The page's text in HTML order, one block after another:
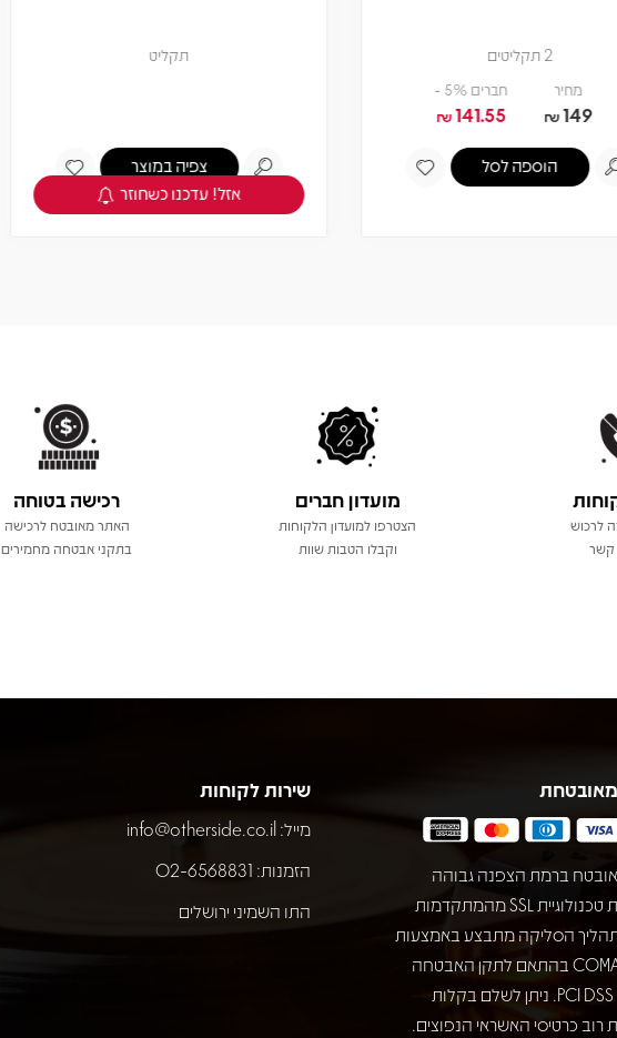
2 תקליטים
מחיר
149
₪
חברים 5% -
141.55
₪
הוספה לסל
תקליט
צפיה במוצר
אזל! עדכנו כשחוזר
לרכוש
קשר
מועדון חברים
הצטרפו למועדון הלקוחות
וקבלו הטבות שוות
רכישה בטוחה
האתר מאובטח לרכישה
בתקני אבטחה מחמירים
ברמת הצפנה גבוהה
באמצעות טכנולוגיית SSL מהמתקדמות
הסליקה מתבצע באמצעות
חברת COMAX בהתאם לתקן האבטחה
המחמיר PCI DSS. ניתן לשלם בקלות
רוב כרטיסי האשראי הנפוצים.
שירות לקוחות
מייל: info@otherside.co.il
הזמנות: 02-6568831
התו השמיני ירושלים